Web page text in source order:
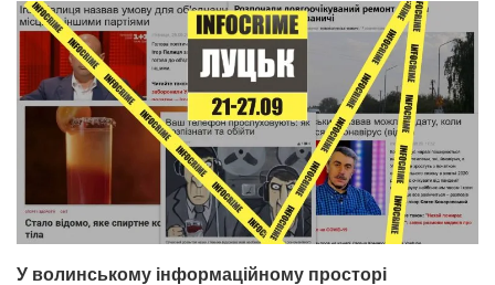
У волинському інформаційному просторі